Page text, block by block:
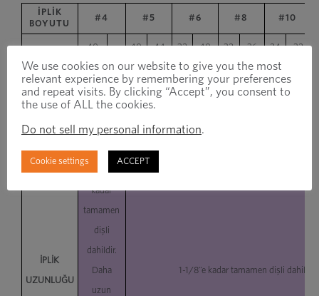
İPLİK
BOYUTU
#4 #5 #6 #8 #10
40
ÇİL
40
ÇİL
44
UNF
32
ÇİL
40
UNF
32
ÇİL
36
UNF
24
ÇİL
32
BAŞ ÇAPI .205/.219 .205/.219 .205/.219 .205/.219 .205/.219
.205/.219 .205/.219 .205/.219
İPLİK
UZUNLUĞU
1-1/8”e
kadar
tamamen
dişli
dahildir.
Daha
uzun
1-1/8”e kadar tamamen dişli
We use cookies on our website to give you the most
relevant experience by remembering your preferences
and repeat visits. By clicking “Accept”, you consent to
the use of ALL the cookies.
Do not sell my personal information.
Cookie settings ACCEPT